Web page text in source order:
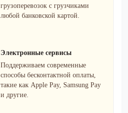
грузоперевозок с грузчиками
любой банковской картой.
Электронные сервисы
Поддерживаем современные
способы бесконтактной оплаты,
такие как Apple Pay, Samsung Pay
и другие.